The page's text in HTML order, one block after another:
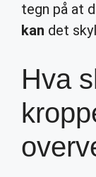
tegn på at
kan det
Hva